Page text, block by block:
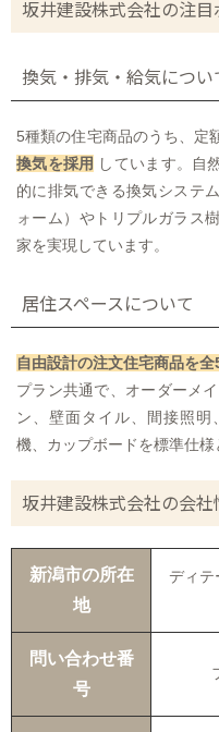
坂井建設株式会社の注目
換気・排気・給気につい
5種類の住宅商品のうち、定
換気を採用 しています。自
的に排気できる換気システ
ォーム）やトリプルガラス
家を実現しています。
居住スペースについて
自由設計の注文住宅商品を
プラン共通で、オーダーメ
ン、壁面タイル、間接照
機、カップボードを標準仕様
坂井建設株式会社の会社
新潟市の所在
地
ディテ
問い合わせ番
号